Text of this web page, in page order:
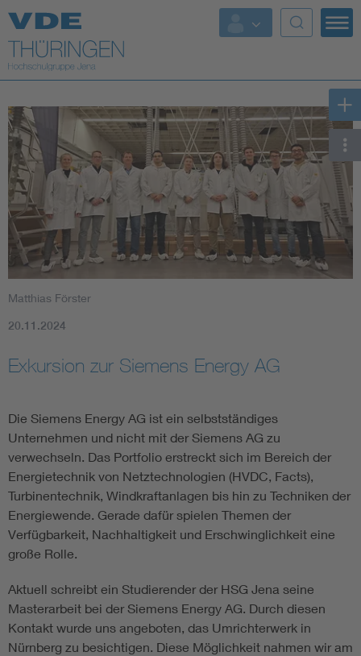
Top Themen
Fokusthemen
Energy
AI & Digital Trust
Health
Mobility
Electromobility
Energy efficiency
Energy storage
Matthias Förster
20.11.2024
Exkursion zur Siemens Energy AG
Die Siemens Energy AG ist ein selbstständiges
Unternehmen und nicht mit der Siemens AG zu
verwechseln. Das Portfolio erstreckt sich im Bereich der
Energietechnik von Netztechnologien (HVDC, Facts),
Turbinentechnik, Windkraftanlagen bis hin zu Techniken der
Energiewende. Gerade dafür spielen Themen der
Verfügbarkeit, Nachhaltigkeit und Erschwinglichkeit eine
große Rolle.
Aktuell schreibt ein Studierender der HSG Jena seine
Masterarbeit bei der Siemens Energy AG. Durch diesen
Kontakt wurde uns angeboten, das Umrichterwerk in
Nürnberg zu besichtigen. Diese Möglichkeit nahmen wir am